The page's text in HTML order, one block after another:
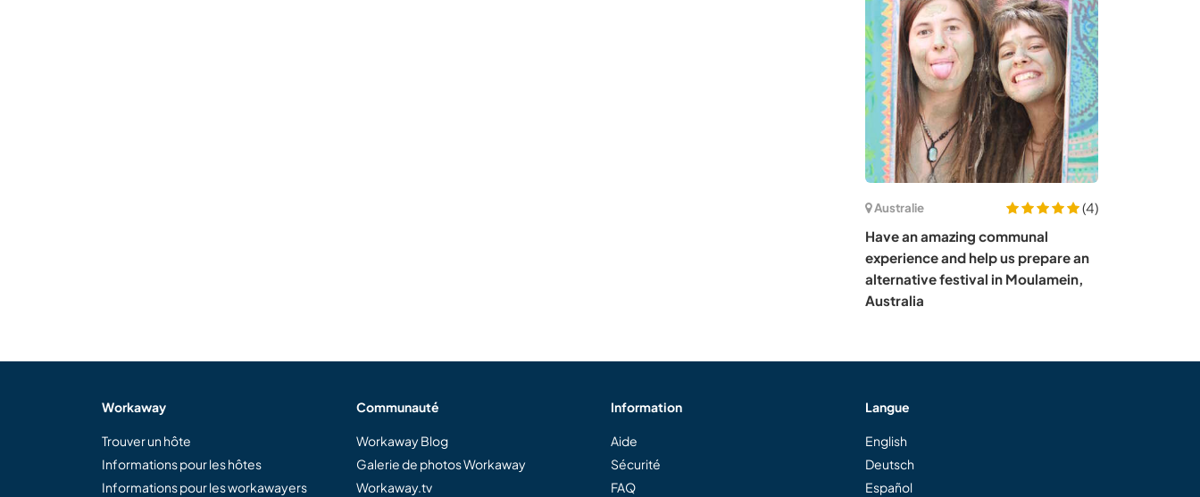
Australie
(4)
Have an amazing communal
experience and help us prepare an
alternative festival in Moulamein,
Australia
Workaway
Trouver un hôte
Informations pour les hôtes
Informations pour les workawayers
Communauté
Workaway Blog
Galerie de photos Workaway
Workaway.tv
Information
Aide
Sécurité
FAQ
Langue
English
Deutsch
Español